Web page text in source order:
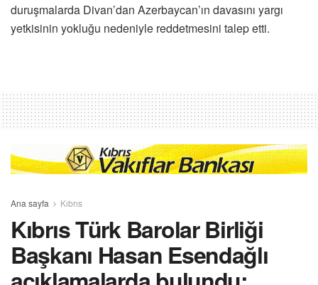
duruşmalarda Divan’dan Azerbaycan’ın davasını yargı
yetkisinin yokluğu nedeniyle reddetmesini talep etti.
Ana sayfa Kıbrıs
Kıbrıs Türk Barolar Birliği
Başkanı Hasan Esendağlı